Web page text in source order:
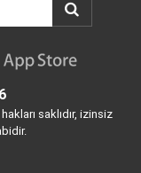
saklıdır, izinsiz